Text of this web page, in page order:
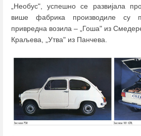
„Необус", успешно се развијала
више фабрика производиле су
привредна возила ‒ „Гоша" из
Краљева, „Утва" из Панчева.